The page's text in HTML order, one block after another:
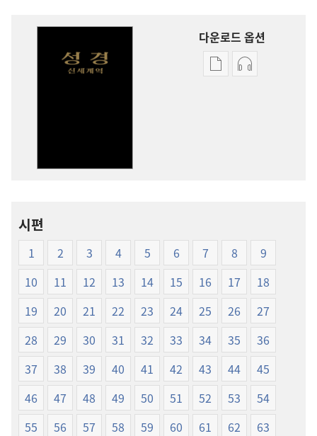
다운로드 옵션
출판물오디오
시편
1 2 3 4 5 6 7 8
9
10
11 12 13 14 15 16 17
18
19
20 21 22 23 24 25 26
27
28
29 30 31 32 33 34 35
36
37
38 39 40 41 42 43 44
45
46
47 48 49 50 51 52 53
54
55
56 57 58 59 60 61 62
63